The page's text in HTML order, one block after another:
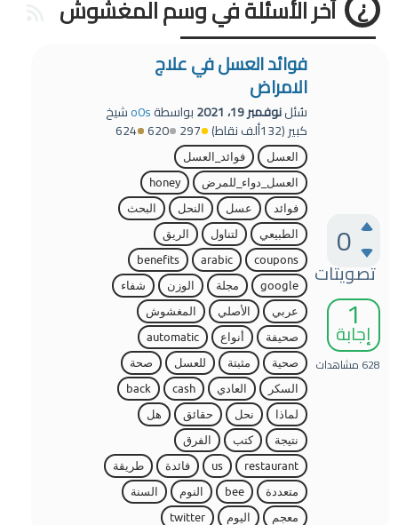
آخر الأسئلة في وسم المغشوش
0
تصويتات
1
إجابة
628 مشاهدات
فوائد العسل في علاج
الامراض
سُئلنوفمبر 19، 2021 بواسطةo0sشيخ
كبير(132ألف نقاط) 297
620
624
العسل
فوائد_العسل
العسل_دواء_للمرض
honey
فوائد
عسل النحل
البحث
الطبيعي
لتناول
الريق
coupons
arabic
benefits
google
مجلة الوزن
شفاء
عربي
الأصلي
المغشوش
صحيفة
أنواع
automatic
صحية
مثبتة للعسل
صحة
السكر
العادي cash
back
لماذا
نحل حقائق
هل
نتيجة
كتب
الفرق
restaurant
us فائدة
طريقة
متعددة
bee النوم
السنة
معجم
اليوم twitter